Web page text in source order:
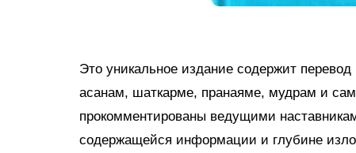
Это уникальное издание содержит перевод
асанам, шаткарме, пранаяме, мудрам и
прокомментированы ведущими
содержащейся информации и глубине